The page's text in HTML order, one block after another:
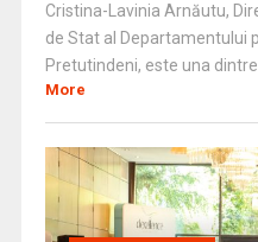
Cristina-Lavinia Arnăutu,
de Stat al Departamentului
Pretutindeni, este una
More